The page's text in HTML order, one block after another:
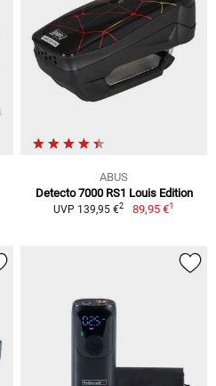
ABUS
Detecto 7000 RS1 Louis Edition
UVP 139,95 €2 89,95 €1